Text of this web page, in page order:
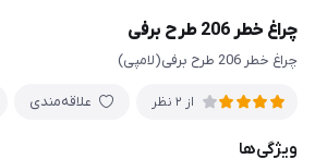
چراغ خطر 206 طرح برفی
چراغ خطر 206 طرح برفی(لامپی)
از 2 نظر علاقه‌مندی
ویژگی‌ها